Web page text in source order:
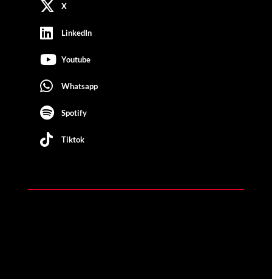
X
LinkedIn
Youtube
Whatsapp
Spotify
Tiktok